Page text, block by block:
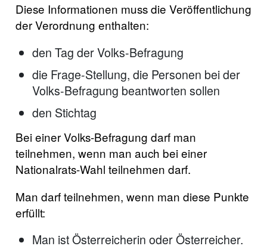
Diese Informationen muss die Veröffentlichung
der Verordnung enthalten:
den Tag der Volks-Befragung
die Frage-Stellung, die Personen bei der
Volks-Befragung beantworten sollen
den Stichtag
Bei einer Volks-Befragung darf man
teilnehmen, wenn man auch bei einer
Nationalrats-Wahl teilnehmen darf.
Man darf teilnehmen, wenn man diese Punkte
erfüllt:
Man ist Österreicherin oder Österreicher.